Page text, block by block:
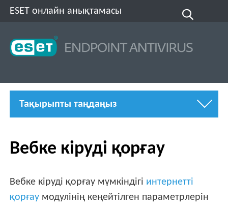
ESET онлайн анықтамасы
Тақырыпты таңдаңыз
Вебке кіруді қорғау
Вебке кіруді қорғау мүмкіндігі интернетті
қорғау модулінің кеңейтілген параметрлерін